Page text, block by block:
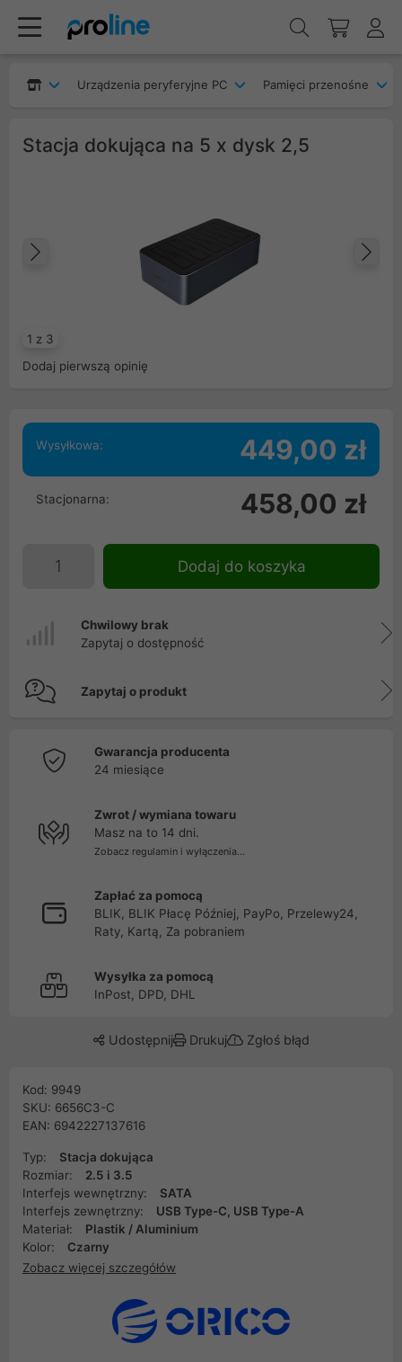
Urządzenia peryferyjne PC Pamięci przenośne
Stacja dokująca na 5 x dysk 2,5
1 z 3
Poprzedni
Dodaj pierwszą opinię
Wysyłkowa: 449,00 zł
Stacjonarna: 458,00 zł
Dodaj do koszyka
Chwilowy brak
Zapytaj o dostępność
Zapytaj o produkt
Gwarancja producenta
24 miesiące
Zwrot / wymiana towaru
Masz na to 14 dni.
Zobacz regulamin i wyłączenia...
Zapłać za pomocą
BLIK, BLIK Płacę Później, PayPo, Przelewy24,
Raty, Kartą, Za pobraniem
Wysyłka za pomocą
InPost, DPD, DHL
Udostępnij Drukuj Zgłoś błąd
Kod: 9949
SKU: 6656C3-C
EAN: 6942227137616
Typ:
Stacja dokująca
Rozmiar:
2.5 i 3.5
Interfejs wewnętrzny:
SATA
Interfejs zewnętrzny:
USB Type-C, USB Type-A
Materiał:
Plastik / Aluminium
Kolor:
Czarny
Zobacz więcej szczegółów